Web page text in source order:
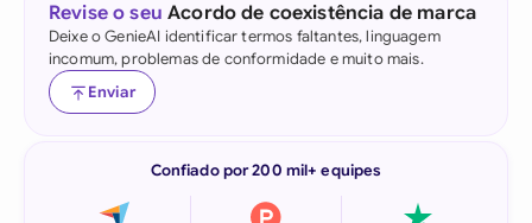
Revise o seu Acordo de coexistência de marca
Deixe o GenieAI identificar termos faltantes, linguagem
incomum, problemas de conformidade e muito mais.
Enviar
Confiado por 200 mil+ equipes